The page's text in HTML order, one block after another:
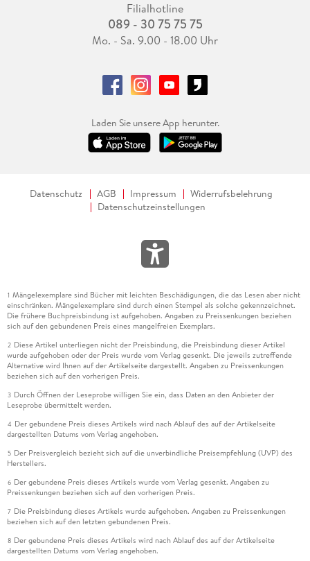
Filialhotline
089 - 30 75 75 75
Mo. - Sa. 9.00 - 18.00 Uhr
Laden Sie unsere App herunter.
Datenschutz AGB Impressum
Widerrufsbelehrung
Datenschutzeinstellungen
1 Mängelexemplare sind Bücher mit leichten Beschädigungen, die das Lesen aber nicht
einschränken. Mängelexemplare sind durch einen Stempel als solche gekennzeichnet.
Die frühere Buchpreisbindung ist aufgehoben. Angaben zu Preissenkungen beziehen
sich auf den gebundenen Preis eines mangelfreien Exemplars.
2 Diese Artikel unterliegen nicht der Preisbindung, die Preisbindung dieser Artikel
wurde aufgehoben oder der Preis wurde vom Verlag gesenkt. Die jeweils zutreffende
Alternative wird Ihnen auf der Artikelseite dargestellt. Angaben zu Preissenkungen
beziehen sich auf den vorherigen Preis.
3 Durch Öffnen der Leseprobe willigen Sie ein, dass Daten an den Anbieter der
Leseprobe übermittelt werden.
4 Der gebundene Preis dieses Artikels wird nach Ablauf des auf der Artikelseite
dargestellten Datums vom Verlag angehoben.
5 Der Preisvergleich bezieht sich auf die unverbindliche Preisempfehlung (UVP) des
Herstellers.
6 Der gebundene Preis dieses Artikels wurde vom Verlag gesenkt. Angaben zu
Preissenkungen beziehen sich auf den vorherigen Preis.
7 Die Preisbindung dieses Artikels wurde aufgehoben. Angaben zu Preissenkungen
beziehen sich auf den letzten gebundenen Preis.
8 Der gebundene Preis dieses Artikels wird nach Ablauf des auf der Artikelseite
dargestellten Datums vom Verlag angehoben.